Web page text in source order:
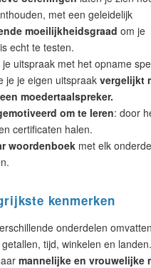
met een geleidelijk
moeilijkheidsgraad om je
echt te testen.
je uitspraak met het opname
je je eigen uitspraakvergelijkt
moedertaalspreker.
om te leren: door
certificaten halen.
woordenboek met elk
kenmerken
onderdelen
tijd, winkelen en
mannelijke en vrouwelijke